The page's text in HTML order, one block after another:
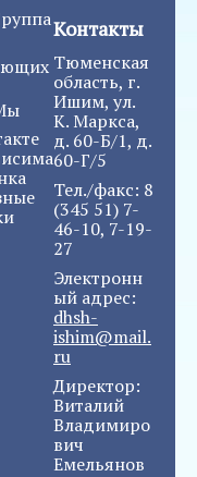
Контакты
Тюменская
область, г.
Ишим, ул.
К. Маркса,
д. 60-Б/1, д.
60-Г/5
Тел./факс: 8
(345 51) 7-
46-10, 7-19-
27
Электронн
ый адрес:
dhsh-
ishim@mail.
ru
Директор:
Виталий
Владимиро
вич
Емельянов